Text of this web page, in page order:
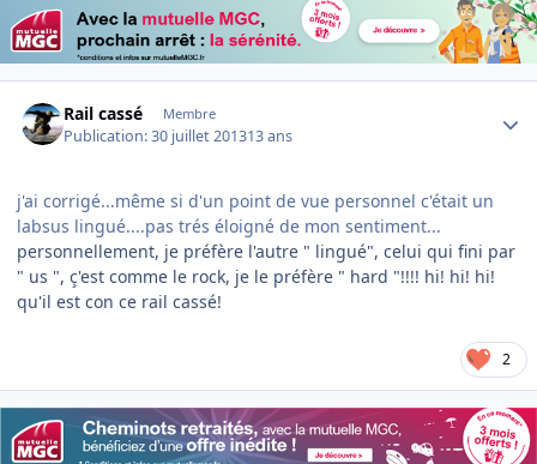
Rail cassé Membre
Publication:30 juillet 201313 ans
j'ai corrigé...même si d'un point de vue personnel c'était un
labsus lingué....pas trés éloigné de mon sentiment...
personnellement, je préfère l'autre " lingué", celui qui fini par
" us ", ç'est comme le rock, je le préfère " hard "!!!! hi! hi! hi!
qu'il est con ce rail cassé!
2